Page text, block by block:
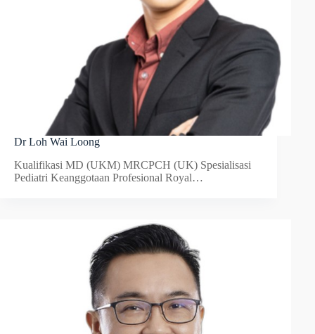
Dr Loh Wai Loong
Kualifikasi MD (UKM) MRCPCH (UK) Spesialisasi
Pediatri Keanggotaan Profesional Royal…